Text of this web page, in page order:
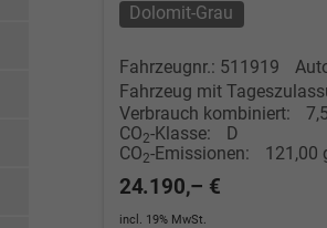
Dolomit-Grau
Fahrzeugnr.: 511919
Fahrzeug mit
Verbrauch kombiniert:
CO2-Klasse:
D
CO2-Emissionen: 121,00
24.190,– €
incl. 19% MwSt.